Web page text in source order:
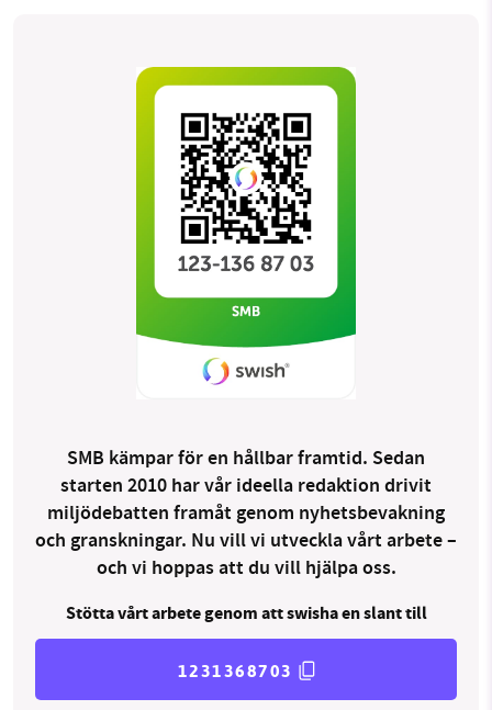
SMB kämpar för en hållbar framtid. Sedan
starten 2010 har vår ideella redaktion drivit
miljödebatten framåt genom nyhetsbevakning
och granskningar. Nu vill vi utveckla vårt arbete –
och vi hoppas att du vill hjälpa oss.
Stötta vårt arbete genom att swisha en slant till
1231368703